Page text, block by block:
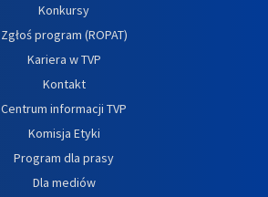
Konkursy
Zgłoś program (ROPAT)
Kariera w TVP
Kontakt
Centrum informacji TVP
Komisja Etyki
Program dla prasy
Dla mediów